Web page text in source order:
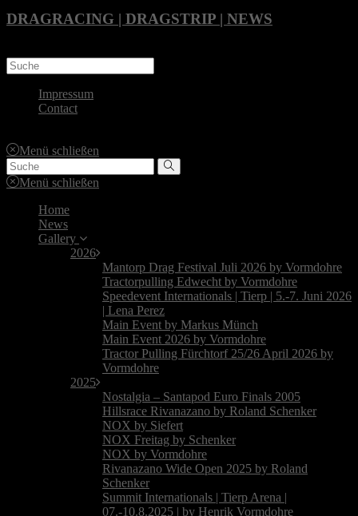
DRAGRACING | DRAGSTRIP | NEWS
Impressum
Contact
Menü schließen
Menü schließen
Home
News
Gallery
2026
Mantorp Drag Festival Juli 2026 by Vormdohre
Tractorpulling Edwecht by Vormdohre
Speedevent Internationals | Tierp | 5.-7. Juni 2026
| Lena Perez
Main Event by Markus Münch
Main Event 2026 by Vormdohre
Tractor Pulling Fürchtorf 25/26 April 2026 by
Vormdohre
2025
Nostalgia – Santapod Euro Finals 2005
Hillsrace Rivanazano by Roland Schenker
NOX by Siefert
NOX Freitag by Schenker
NOX by Vormdohre
Rivanazano Wide Open 2025 by Roland
Schenker
Summit Internationals | Tierp Arena |
07.-10.8.2025 | by Henrik Vormdohre